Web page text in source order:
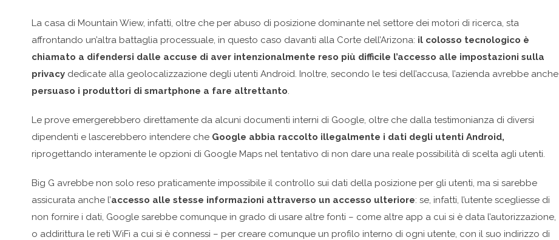
La casa di Mountain Wiew, infatti, oltre che per abuso di posizione dominante nel settore dei motori di ricerca, sta
affrontando un’altra battaglia processuale, in questo caso davanti alla Corte dell’Arizona: il colosso tecnologico è
chiamato a difendersi dalle accuse di aver intenzionalmente reso più difficile l’accesso alle impostazioni sulla
privacy dedicate alla geolocalizzazione degli utenti Android. Inoltre, secondo le tesi dell’accusa, l’azienda avrebbe anche
persuaso i produttori di smartphone a fare altrettanto.
Le prove emergerebbero direttamente da alcuni documenti interni di Google, oltre che dalla testimonianza di diversi
dipendenti e lascerebbero intendere che Google abbia raccolto illegalmente i dati degli utenti Android,
riprogettando interamente le opzioni di Google Maps nel tentativo di non dare una reale possibilità di scelta agli utenti.
Big G avrebbe non solo reso praticamente impossibile il controllo sui dati della posizione per gli utenti, ma si sarebbe
assicurata anche l’accesso alle stesse informazioni attraverso un accesso ulteriore: se, infatti, l’utente scegliesse di
non fornire i dati, Google sarebbe comunque in grado di usare altre fonti – come altre app a cui si è data l’autorizzazione,
o addirittura le reti WiFi a cui si è connessi – per creare comunque un profilo interno di ogni utente, con il suo indirizzo di